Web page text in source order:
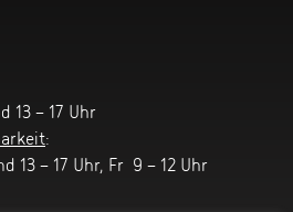
13 – 17 Uhr
:
13 – 17 Uhr, Fr 9 – 12 Uhr